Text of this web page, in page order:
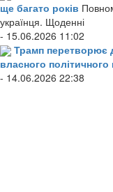
ще багато років
українця. Щоденні
- 15.06.2026 11:02
Трамп перетворює
власного
- 14.06.2026 22:38